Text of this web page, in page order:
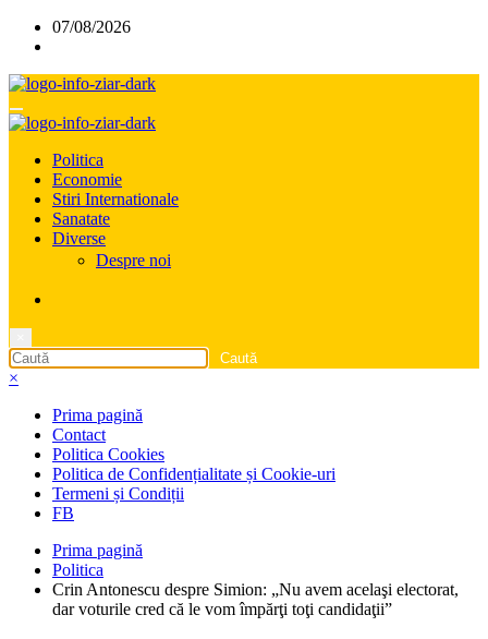
07/08/2026
Politica
Economie
Stiri Internationale
Sanatate
Diverse
Despre noi
×
Prima pagină
Contact
Politica Cookies
Politica de Confidențialitate și Cookie-uri
Termeni și Condiții
FB
Prima pagină
Politica
Crin Antonescu despre Simion: „Nu avem acelaşi electorat,
dar voturile cred că le vom împărţi toţi candidaţii”